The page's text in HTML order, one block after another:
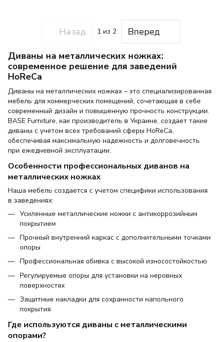
Назад 1 из 2 Вперед
Диваны на металлических ножках:
современное решение для заведений
HoReCa
Диваны на металлических ножках – это специализированная
мебель для коммерческих помещений, сочетающая в себе
современный дизайн и повышенную прочность конструкции.
BASE Furniture, как производитель в Украине, создает такие
диваны с учетом всех требований сферы HoReCa,
обеспечивая максимальную надежность и долговечность
при ежедневной эксплуатации.
Особенности профессиональных диванов на
металлических ножках
Наша мебель создается с учетом специфики использования
в заведениях:
Усиленные металлические ножки с антикоррозийным
покрытием
Прочный внутренний каркас с дополнительными точками
опоры
Профессиональная обивка с высокой износостойкостью
Регулируемые опоры для установки на неровных
поверхностях
Защитные накладки для сохранности напольного
покрытия
Где используются диваны с металлическими
опорами?